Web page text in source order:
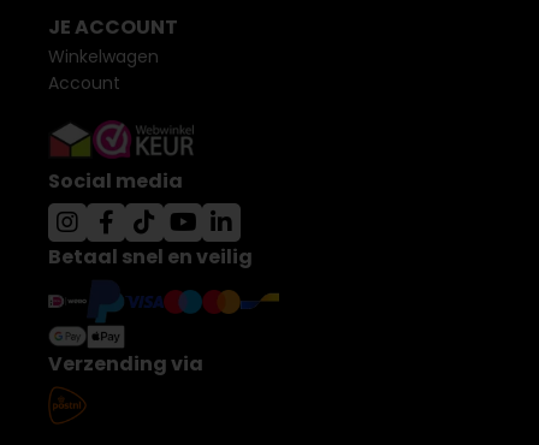
JE ACCOUNT
Winkelwagen
Account
Social media
Betaal snel en veilig
Verzending via